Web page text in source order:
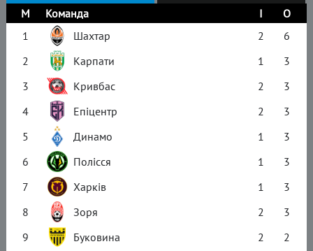
М Команда І
О
1
Шахтар 2
6
2
Карпати 1
3
3
Кривбас 2
3
4
Епіцентр 2
3
5
Динамо 1
3
6
Полісся 1
3
7
Харків 1
3
8
Зоря 2
3
9
Буковина 2
2